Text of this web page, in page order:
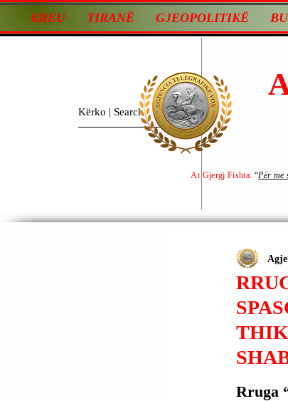
KREU TIRANË GJEOPOLITIKË
At Gjergj Fishta: “Për me
Rruga